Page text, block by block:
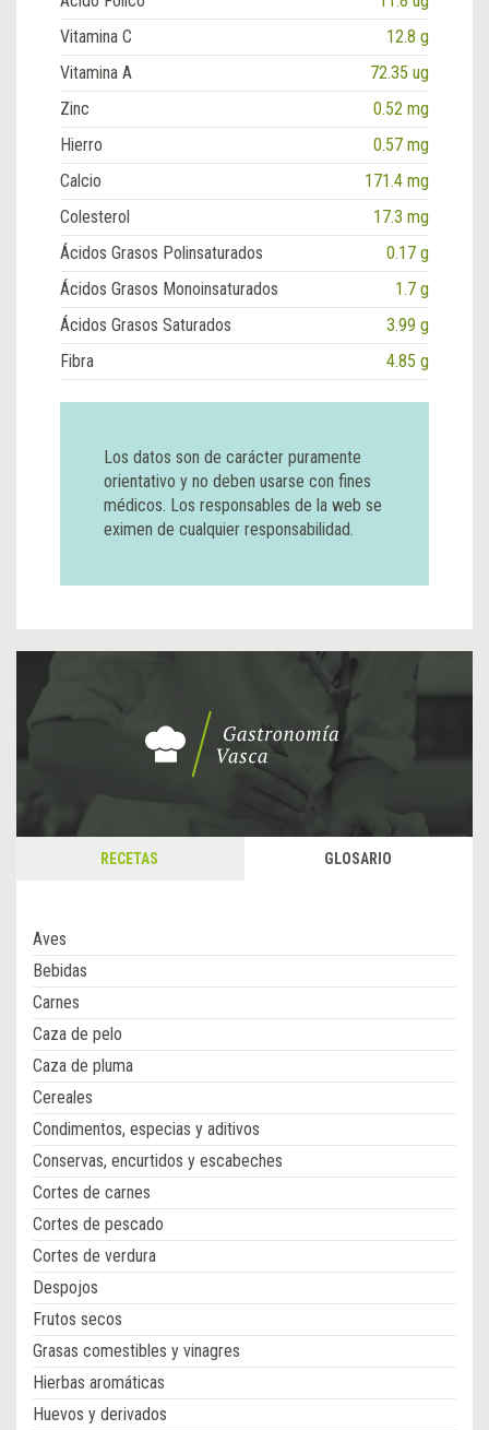
Vitamina C
12.8 g
Vitamina A
72.35 ug
Zinc
0.52 mg
Hierro
0.57 mg
Calcio
171.4 mg
Colesterol
17.3 mg
Ácidos Grasos Polinsaturados
0.17 g
Ácidos Grasos Monoinsaturados
1.7 g
Ácidos Grasos Saturados
3.99 g
Fibra
4.85 g
Los datos son de carácter puramente
orientativo y no deben usarse con fines
médicos. Los responsables de la web se
eximen de cualquier responsabilidad.
RECETAS GLOSARIO
Aves
Bebidas
Carnes
Caza de pelo
Caza de pluma
Cereales
Condimentos, especias y aditivos
Conservas, encurtidos y escabeches
Cortes de carnes
Cortes de pescado
Cortes de verdura
Despojos
Frutos secos
Grasas comestibles y vinagres
Hierbas aromáticas
Huevos y derivados